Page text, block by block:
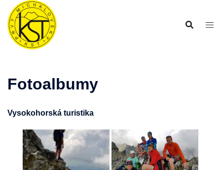
Preskočiť
obsah
Fotoalbumy
Vysokohorská turistika